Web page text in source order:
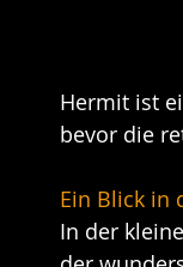
Hermit ist
bevor die
Ein Blick in
In der